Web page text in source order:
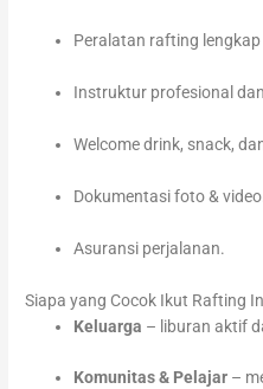
Peralatan rafting
Instruktur profesional
Welcome drink, snack,
Dokumentasi foto & video.
Asuransi perjalanan.
Siapa yang Cocok Ikut Rafting
Keluarga – liburan aktif
Komunitas & Pelajar –